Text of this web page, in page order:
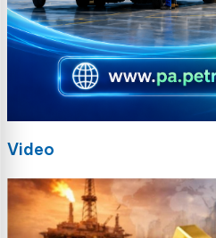
Video